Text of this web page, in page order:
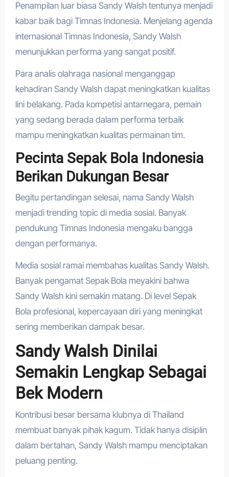
Penampilan luar biasa Sandy Walsh tentunya menjadi
kabar baik bagi Timnas Indonesia. Menjelang agenda
internasional Timnas Indonesia, Sandy Walsh
menunjukkan performa yang sangat positif.
Para analis olahraga nasional menganggap
kehadiran Sandy Walsh dapat meningkatkan kualitas
lini belakang. Pada kompetisi antarnegara, pemain
yang sedang berada dalam performa terbaik
mampu meningkatkan kualitas permainan tim.
Pecinta Sepak Bola Indonesia
Berikan Dukungan Besar
Begitu pertandingan selesai, nama Sandy Walsh
menjadi trending topic di media sosial. Banyak
pendukung Timnas Indonesia mengaku bangga
dengan performanya.
Media sosial ramai membahas kualitas Sandy Walsh.
Banyak pengamat Sepak Bola meyakini bahwa
Sandy Walsh kini semakin matang. Di level Sepak
Bola profesional, kepercayaan diri yang meningkat
sering memberikan dampak besar.
Sandy Walsh Dinilai
Semakin Lengkap Sebagai
Bek Modern
Kontribusi besar bersama klubnya di Thailand
membuat banyak pihak kagum. Tidak hanya disiplin
dalam bertahan, Sandy Walsh mampu menciptakan
peluang penting.